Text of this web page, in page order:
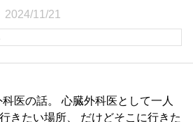
2024/11/21
医の話。 心臓外科医として一人
きたい場所、 だけどそこに行きた